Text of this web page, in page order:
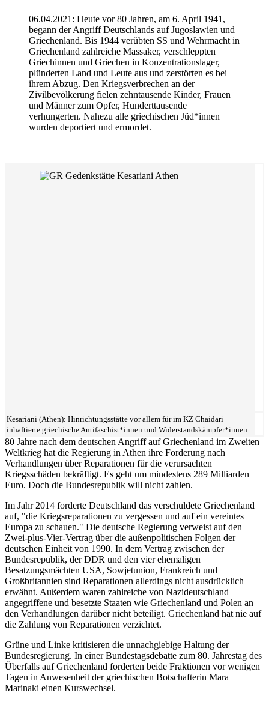
06.04.2021: Heute vor 80 Jahren, am 6. April 1941,
begann der Angriff Deutschlands auf Jugoslawien und
Griechenland. Bis 1944 verübten SS und Wehrmacht in
Griechenland zahlreiche Massaker, verschleppten
Griechinnen und Griechen in Konzentrationslager,
plünderten Land und Leute aus und zerstörten es bei
ihrem Abzug. Den Kriegsverbrechen an der
Zivilbevölkerung fielen zehntausende Kinder, Frauen
und Männer zum Opfer, Hunderttausende
verhungerten. Nahezu alle griechischen Jüd*innen
wurden deportiert und ermordet.
Kesariani (Athen): Hinrichtungsstätte vor allem für im KZ Chaidari
inhaftierte griechische Antifaschist*innen und Widerstandskämpfer*innen.
80 Jahre nach dem deutschen Angriff auf Griechenland im Zweiten
Weltkrieg hat die Regierung in Athen ihre Forderung nach
Verhandlungen über Reparationen für die verursachten
Kriegsschäden bekräftigt. Es geht um mindestens 289 Milliarden
Euro. Doch die Bundesrepublik will nicht zahlen.
Im Jahr 2014 forderte Deutschland das verschuldete Griechenland
auf, "die Kriegsreparationen zu vergessen und auf ein vereintes
Europa zu schauen." Die deutsche Regierung verweist auf den
Zwei-plus-Vier-Vertrag über die außenpolitischen Folgen der
deutschen Einheit von 1990. In dem Vertrag zwischen der
Bundesrepublik, der DDR und den vier ehemaligen
Besatzungsmächten USA, Sowjetunion, Frankreich und
Großbritannien sind Reparationen allerdings nicht ausdrücklich
erwähnt. Außerdem waren zahlreiche von Nazideutschland
angegriffene und besetzte Staaten wie Griechenland und Polen an
den Verhandlungen darüber nicht beteiligt. Griechenland hat nie auf
die Zahlung von Reparationen verzichtet.
Grüne und Linke kritisieren die unnachgiebige Haltung der
Bundesregierung. In einer Bundestagsdebatte zum 80. Jahrestag des
Überfalls auf Griechenland forderten beide Fraktionen vor wenigen
Tagen in Anwesenheit der griechischen Botschafterin Mara
Marinaki einen Kurswechsel.